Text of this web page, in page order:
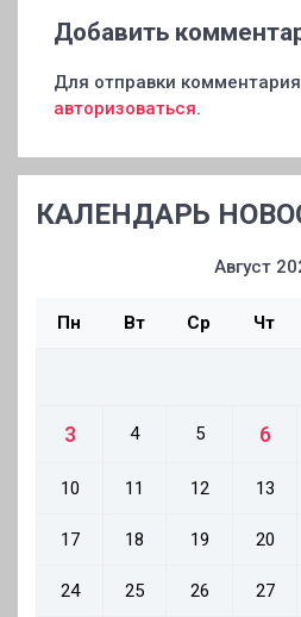
Добавить
Для отправки
авторизоваться.
КАЛЕНДАРЬ
Август
Пн Вт Ср Чт
3 4 5 6
10 11 12 13
17 18 19 20
24 25 26 27